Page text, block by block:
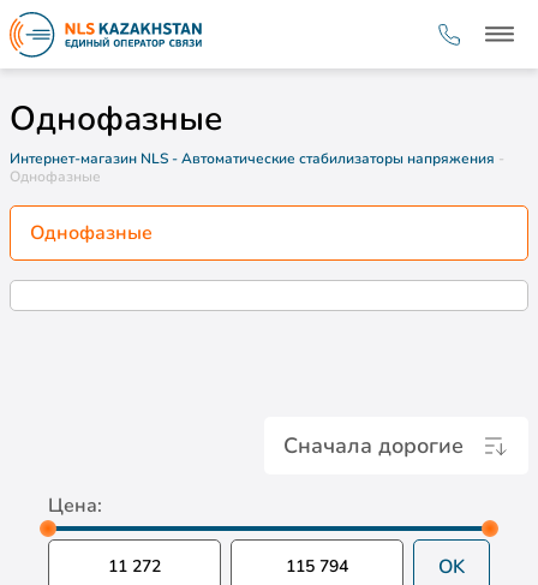
Однофазные
Интернет-магазин NLS- Автоматические стабилизаторы напряжения -
Однофазные
Однофазные
Сначала дорогие
Цена:
OK